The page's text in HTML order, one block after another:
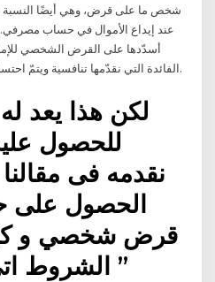
شخص ما على قرض، وهي أيضًا النسبة
عند إيداع الأموال في حساب
أسدّدها على القرض الشخصي
الفائدة التي نقدّمها تنافسية ويتمّ احتسابها على أساس الرصيد المتناقص.
لكن هذا يعد
للحصول
نقدمه فى
الحصول على
قرض شخصي و
الشروط اتى أوضعها البنك ”